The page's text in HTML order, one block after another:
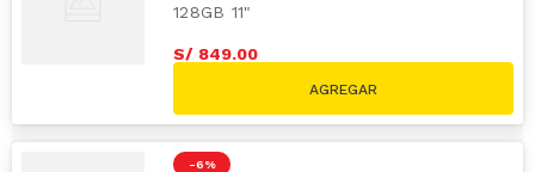
128GB 11"
S/ 849.00
-6 %